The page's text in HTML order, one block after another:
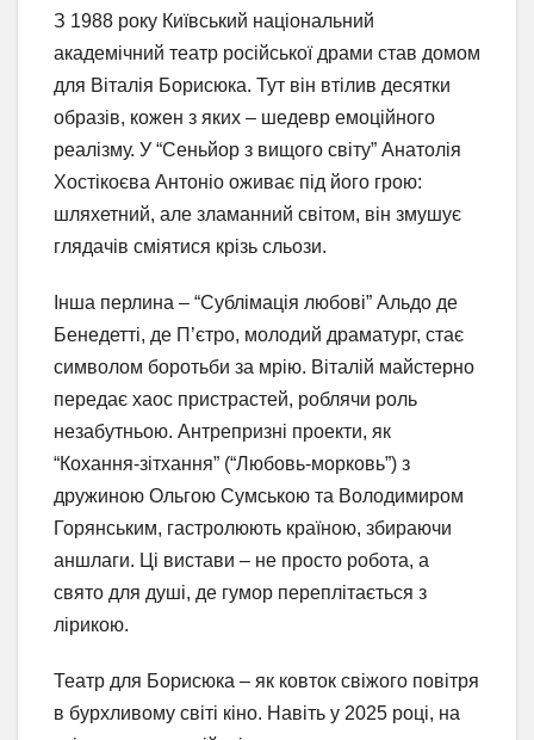
З 1988 року Київський національний
академічний театр російської драми став домом
для Віталія Борисюка. Тут він втілив десятки
образів, кожен з яких – шедевр емоційного
реалізму. У “Сеньйор з вищого світу” Анатолія
Хостікоєва Антоніо оживає під його грою:
шляхетний, але зламанний світом, він змушує
глядачів сміятися крізь сльози.
Інша перлина – “Сублімація любові” Альдо де
Бенедетті, де П’єтро, молодий драматург, стає
символом боротьби за мрію. Віталій майстерно
передає хаос пристрастей, роблячи роль
незабутньою. Антрепризні проекти, як
“Кохання-зітхання” (“Любовь-морковь”) з
дружиною Ольгою Сумською та Володимиром
Горянським, гастролюють країною, збираючи
аншлаги. Ці вистави – не просто робота, а
свято для душі, де гумор переплітається з
лірикою.
Театр для Борисюка – як ковток свіжого повітря
в бурхливому світі кіно. Навіть у 2025 році, на